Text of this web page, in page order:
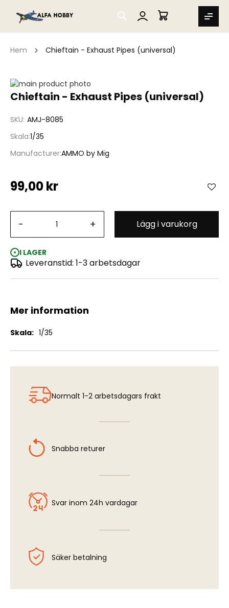
SEARCH
MIN VARUKORG
Hem Chieftain - Exhaust Pipes (universal)
Chieftain - Exhaust Pipes (universal)
SKU AMJ-8085
Skala 1/35
ManufacturerAMMO by Mig
99,00 kr
- + Lägg i varukorg
I LAGER
Leveranstid: 1-3 arbetsdagar
Hoppa
till
bildgalleriet
Hoppa
av
bildgalleriet
Mer information
Mer
1/35
Normalt 1-2 arbetsdagars frakt
Snabba returer
Svar inom 24h vardagar
Säker betalning